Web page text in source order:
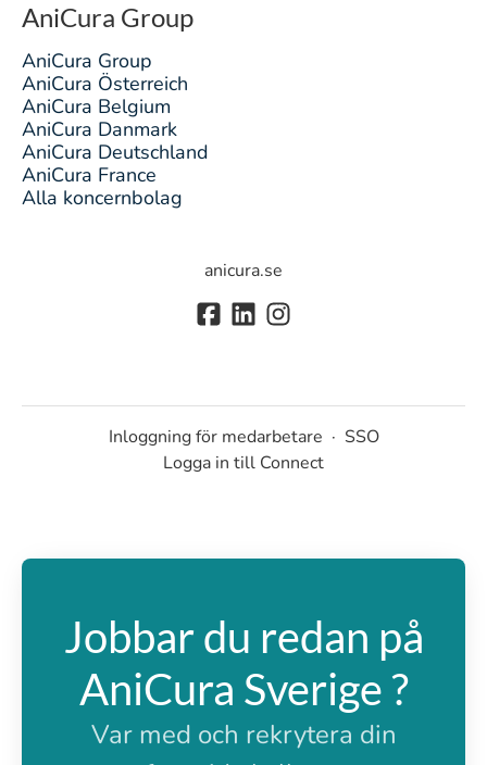
AniCura Group
AniCura Group
AniCura Österreich
AniCura Belgium
AniCura Danmark
AniCura Deutschland
AniCura France
Alla koncernbolag
anicura.se
Inloggning för medarbetare · SSO
Logga in till Connect
Jobbar du redan på
AniCura Sverige ?
Var med och rekrytera din